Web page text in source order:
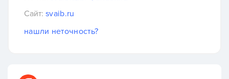
Сайт: svaib.ru
нашли неточность?